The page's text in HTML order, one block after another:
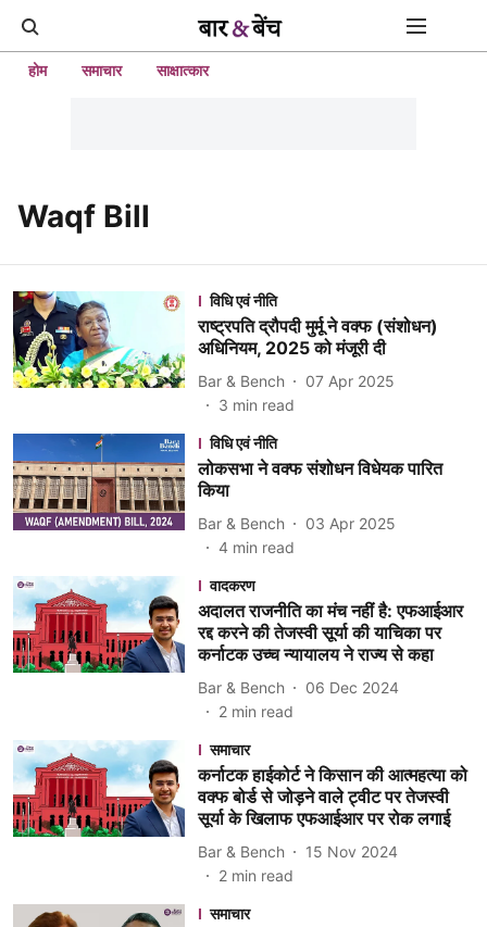
होम समाचार साक्षात्कार
Waqf Bill
विधि एवं नीति
राष्ट्रपति द्रौपदी मुर्मू ने वक्फ (संशोधन)
अधिनियम, 2025 को मंजूरी दी
Bar & Bench
07 Apr 2025
3 min read
विधि एवं नीति
लोकसभा ने वक्फ संशोधन विधेयक पारित
किया
Bar & Bench
03 Apr 2025
4 min read
वादकरण
अदालत राजनीति का मंच नहीं है: एफआईआर
रद्द करने की तेजस्वी सूर्या की याचिका पर
कर्नाटक उच्च न्यायालय ने राज्य से कहा
Bar & Bench
06 Dec 2024
2 min read
समाचार
कर्नाटक हाईकोर्ट ने किसान की आत्महत्या को
वक्फ बोर्ड से जोड़ने वाले ट्वीट पर तेजस्वी
सूर्या के खिलाफ एफआईआर पर रोक लगाई
Bar & Bench
15 Nov 2024
2 min read
समाचार